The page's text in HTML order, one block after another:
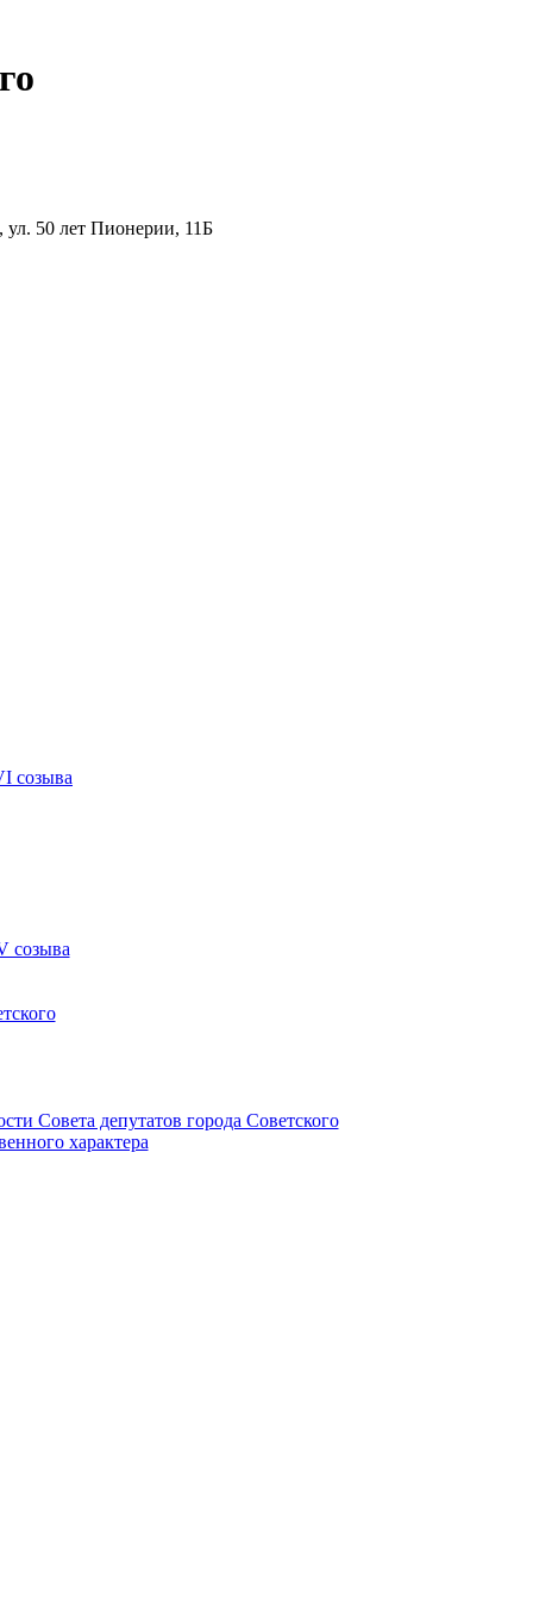
50 лет Пионерии, 11Б
созыва
созыва
Совета депутатов города Советского
характера